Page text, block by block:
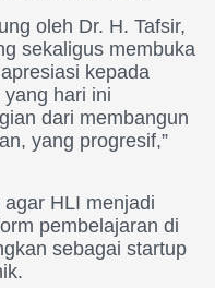
oleh Dr. H. Tafsir,
sekaligus membuka
kepada
yang hari ini
dari membangun
yang progresif,”
HLI menjadi
pembelajaran di
sebagai startup